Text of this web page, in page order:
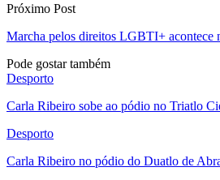
Próximo Post
Marcha pelos direitos LGBTI+ acontece
Pode gostar também
Desporto
Carla Ribeiro sobe ao pódio no Triatlo
Desporto
Carla Ribeiro no pódio do Duatlo de